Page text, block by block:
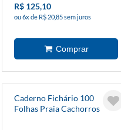
R$ 125,10
ou 6x de R$ 20,85 sem juros
Caderno Fichário 100
Folhas Praia Cachorros